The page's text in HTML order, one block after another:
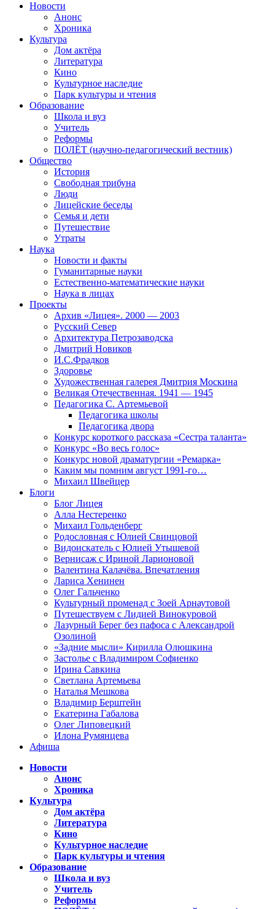
Новости
Анонс
Хроника
Культура
Дом актёра
Литература
Кино
Культурное наследие
Парк культуры и чтения
Образование
Школа и вуз
Учитель
Реформы
ПОЛЁТ (научно-педагогический вестник)
Общество
История
Свободная трибуна
Люди
Лицейские беседы
Семья и дети
Путешествие
Утраты
Наука
Новости и факты
Гуманитарные науки
Естественно-математические науки
Наука в лицах
Проекты
Архив «Лицея». 2000 — 2003
Русский Север
Архитектура Петрозаводска
Дмитрий Новиков
И.С.Фрадков
Здоровье
Художественная галерея Дмитрия Москина
Великая Отечественная. 1941 — 1945
Педагогика С. Артемьевой
Педагогика школы
Педагогика двора
Конкурс короткого рассказа «Сестра таланта»
Конкурс «Во весь голос»
Конкурс новой драматургии «Ремарка»
Каким мы помним август 1991-го…
Михаил Швейцер
Блоги
Блог Лицея
Алла Нестеренко
Михаил Гольденберг
Родословная с Юлией Свинцовой
Видоискатель с Юлией Утышевой
Вернисаж с Ириной Ларионовой
Валентина Калачёва. Впечатления
Лариса Хенинен
Олег Гальченко
Культурный променад с Зоей Арнаутовой
Путешествуем с Лидией Винокуровой
Лазурный Берег без пафоса с Александрой
Озолиной
«Задние мысли» Кирилла Олюшкина
Застолье с Владимиром Софиенко
Ирина Савкина
Светлана Артемьева
Наталья Мешкова
Владимир Берштейн
Екатерина Габалова
Олег Липовецкий
Илона Румянцева
Афиша
Новости
Анонс
Хроника
Культура
Дом актёра
Литература
Кино
Культурное наследие
Парк культуры и чтения
Образование
Школа и вуз
Учитель
Реформы